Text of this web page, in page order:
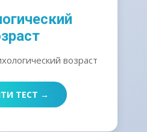
возраст
ТЕСТ →